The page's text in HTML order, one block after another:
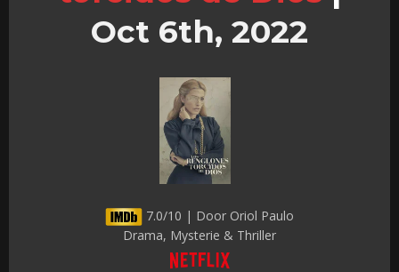
Oct 6th, 2022
7.0/10 | Door Oriol Paulo
Drama, Mysterie & Thriller